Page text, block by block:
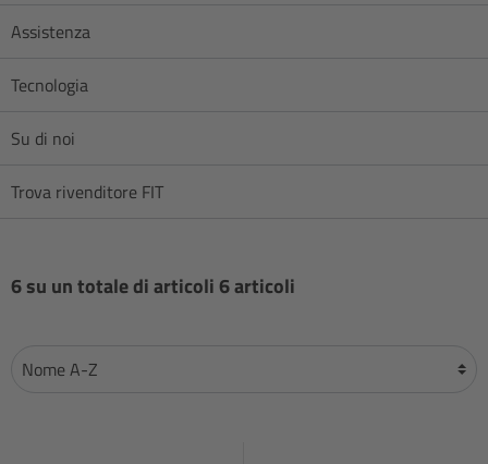
Assistenza
Tecnologia
Su di noi
Trova rivenditore FIT
6 su un totale di articoli 6 articoli